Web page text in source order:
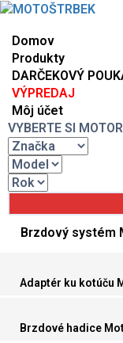
Domov
Produkty
DARČEKOVÝ
VÝPREDAJ
Môj účet
VYBERTE SI
Brzdový systém
Adaptér ku kotúču
Brzdové hadice